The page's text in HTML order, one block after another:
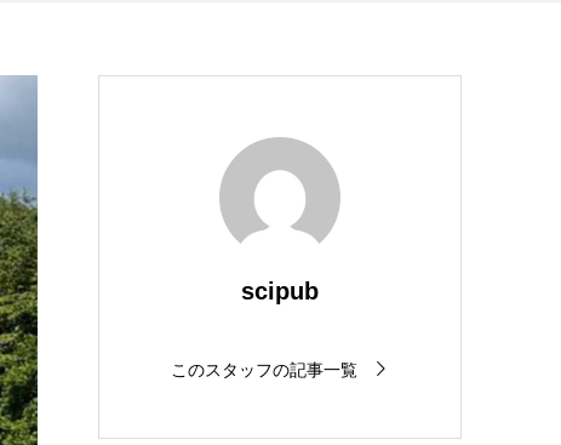
scipub
このスタッフの記事一覧